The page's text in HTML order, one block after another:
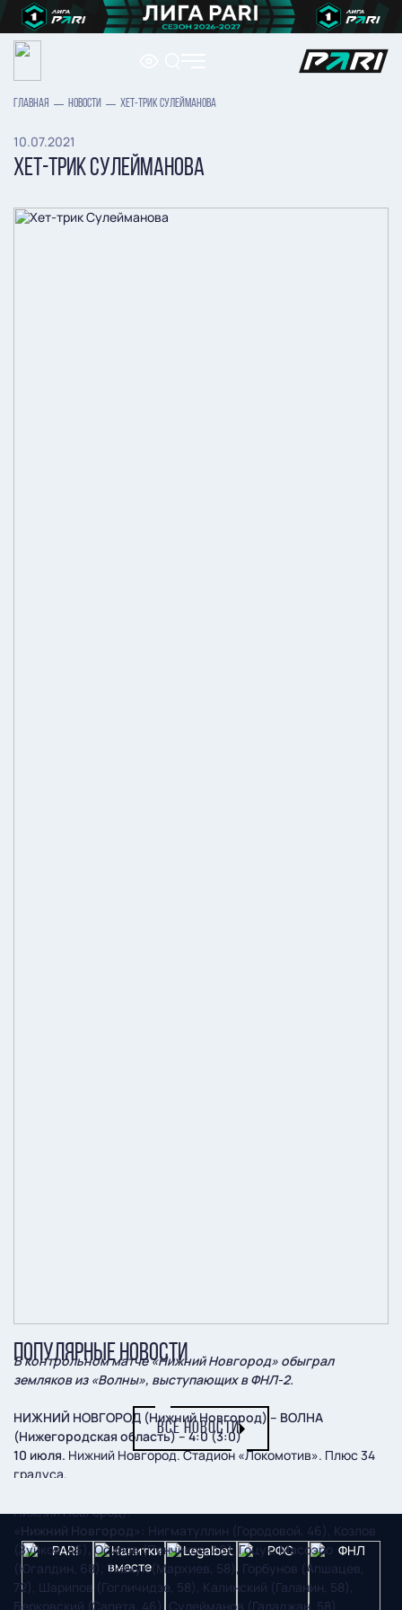
ГЛАВНАЯ НОВОСТИ ХЕТ-ТРИК СУЛЕЙМАНОВА
10.07.2021
ХЕТ-ТРИК СУЛЕЙМАНОВА
В контрольном матче «Нижний Новгород» обыграл
земляков из «Волны», выступающих в ФНЛ-2.
НИЖНИЙ НОВГОРОД (Нижний Новгород) – ВОЛНА
(Нижегородская область) – 4:0 (3:0)
10 июля. Нижний Новгород. Стадион «Локомотив». Плюс 34
градуса.
Нижний Новгород).
«Нижний Новгород»: Нигматуллин (Городовой, 46), Козлов
(Зуйков, 46), Осипов (Пенчиков, 46), Гоцук, Масоэро
(Югалдин, 68), Ткачук (Мархиев, 58), Горбунов (Апшацев,
72), Шарипов (Гогличидзе, 58), Калинский (Галанин, 58),
Берковский (Сапета, 46), Сулейманов (Галаджан, 58).
ПОПУЛЯРНЫЕ НОВОСТИ
ВСЕ НОВОСТИ